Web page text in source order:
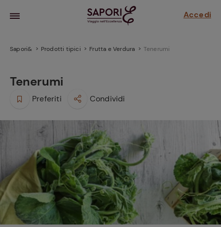
Accedi
e
ricetta
il
la frutta
sensi di
Sapori& Prodotti tipici Frutta e Verdura Tenerumi
Tenerumi
Preferiti Condividi